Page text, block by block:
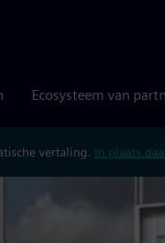
Ecosysteem van
vertaling. In plaats